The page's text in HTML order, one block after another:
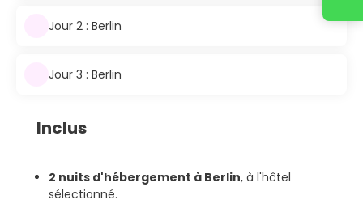
Jour 2 : Berlin
Jour 3 : Berlin
Inclus
2 nuits d'hébergement à Berlin, à l'hôtel
sélectionné.